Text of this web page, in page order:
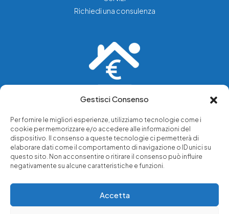
Gestisci Consenso
Per fornire le migliori esperienze, utilizziamo tecnologie come i
cookie per memorizzare e/o accedere alle informazioni del
dispositivo. Il consenso a queste tecnologie ci permetterà di
elaborare dati come il comportamento di navigazione o ID unici su
questo sito. Non acconsentire o ritirare il consenso può influire
negativamente su alcune caratteristiche e funzioni.
Accetta
Richiedi una consulenza
Chi siamo
Servizi di tutela legale
Notizie e approfondimenti